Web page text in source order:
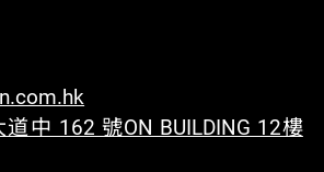
中 162 號ON BUILDING 12樓